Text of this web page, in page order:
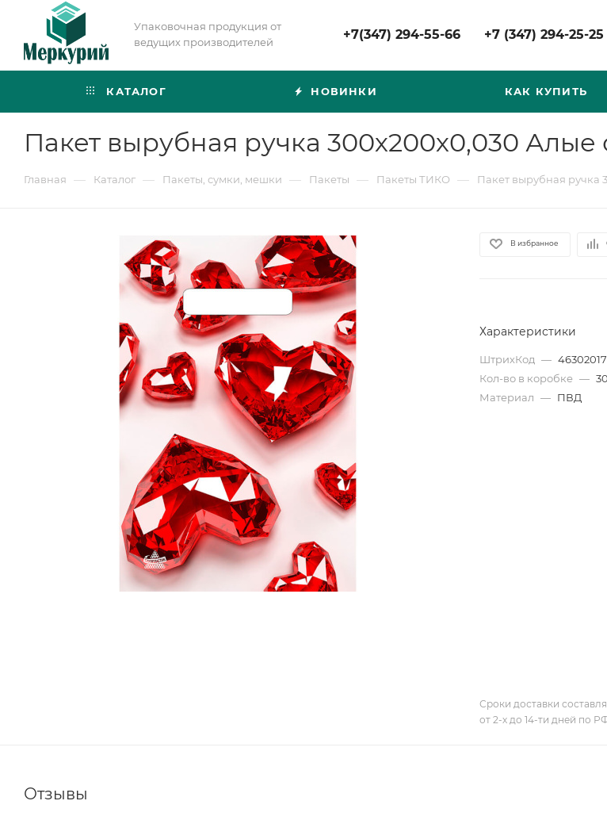
Упаковочная продукция от
ведущих производителей
+7(347) 294-55-66 +7 (347) 294-25-25
КАТАЛОГ НОВИНКИ КАК КУПИТЬ
Пакет вырубная ручка 300х200х0,030
Главная — Каталог — Пакеты, сумки, мешки — Пакеты — Пакеты ТИКО — Пакет вырубная ручка
В избранное
Характеристики
ШтрихКод —
Кол-во в коробке —
Материал — ПВД
Сроки доставки
от 2-х до 14-ти дней по
Отзывы